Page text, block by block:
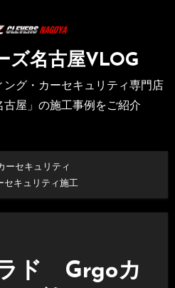
ズ名古屋VLOG
グ・カーセキュリティ専門店
古屋」の施工事例をご紹介
ーセキュリティ
キュリティ施工
ド Grgoカ